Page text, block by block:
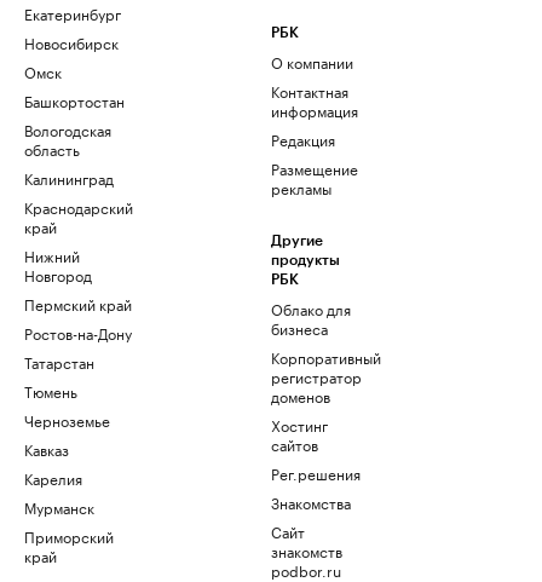
Екатеринбург
Новосибирск
Омск
Башкортостан
Вологодская
область
Калининград
Краснодарский
край
Нижний
Новгород
Пермский край
Ростов-на-Дону
Татарстан
Тюмень
Черноземье
Кавказ
Карелия
Мурманск
Приморский
край
РБК
О компании
Контактная
информация
Редакция
Размещение
рекламы
Другие
продукты
РБК
Облако для
бизнеса
Корпоративный
регистратор
доменов
Хостинг
сайтов
Рег.решения
Знакомства
Сайт
знакомств
podbor.ru